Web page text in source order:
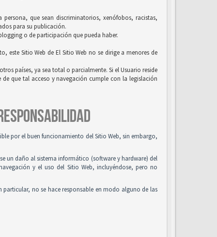
que sean discriminatorios, xenófobos, racistas,
para su publicación.
o de participación que pueda haber.
este Sitio Web de El Sitio Web no se dirige a menores de
países, ya sea total o parcialmente. Si el Usuario reside
que tal acceso y navegación cumple con la legislación
por el buen funcionamiento del Sitio Web, sin embargo,
un daño al sistema informático (software y hardware) del
y el uso del Sitio Web, incluyéndose, pero no
particular, no se hace responsable en modo alguno de las